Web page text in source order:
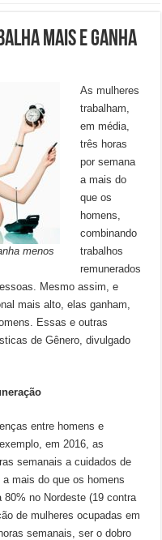
mais e ganha
menos
As mulheres
trabalham,
em média,
três horas
por semana
a mais do
que os
homens,
combinando
trabalhos
remunerados
Mesmo assim, e
mais alto, elas ganham,
Essas e outras
de Gênero, divulgado
entre homens e
em 2016, as
semanais a cuidados de
mais do que os homens
no Nordeste (19 contra
de mulheres ocupadas em
semanais, ser o dobro